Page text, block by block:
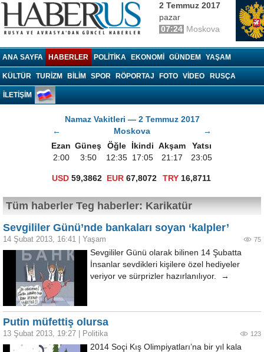
2 Temmuz 2017
pazar
07:24 Moskova
ANA SAYFA HABERLER POLITIKA EKONOMI GÜNDEM YAŞAM
KÜLTÜR TURIZM BILIM SPOR RÖPORTAJ FOTO VIDEO RUSÇA
İLETİŞİM
Namaz Vakitleri — 2 Temmuz 2017
←
Moskova
→
Ezan Güneş Öğle İkindi Akşam
Yatsı
2:00
3:50 12:35 17:05 21:17 23:05
USD 59,3862 EUR 67,8072 TRY 16,8711
Tüm haberler Teg haberler: Karikatür
Sevgililer Günü’nde bankaları soyan ‘kalpler’
14 Şubat 2013, 16:41 Yaşam 75
Sevgililer Günü olarak bilinen 14 Şubatta
İnsanlar sevdikleri kişilere özel hediyeler
veriyor ve sürprizler hazırlanılıyor. →
Putin müfettiş olursa
13 Şubat 2013, 19:27 Politika 123
2014 Soçi Kış Olimpiyatları’na bir yıl kala